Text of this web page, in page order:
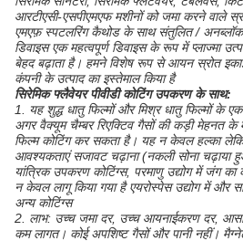
आरटीएसी-एसपीएमएफ मशीनों को जमा करने वाले
एमएफ़ स्पटलरिंग कैथोड के साथ संतुलित /
डिवाइस एक महत्वपूर्ण डिवाइस के रूप में प्लाज्मा
बेहद बढ़ाता है। हमने विशेष रूप से आयन स्रोत
कंपनी के उत्पाद का इस्तेमाल किया है
सिरेमिक फ्लैवेयर पीवीडी कोटिंग उपकरण के साथ:
1. यह शुद्ध धातु फिल्मों और मिश्र धातु फिल्मों के
अगर वैक्यूम चैम्बर रिएक्टिव गैसों की कड़ी मेहनत के
फिल्म कोटिंग कर सकता है। यह न केवल हल्का
आवश्यकताएं सजावट चढ़ाना (नकली सोना चढ़ाया
यांत्रिक उपकरण कोटिंग्स, परमाणु उद्योग में जंग का
न केवल लागू किया गया है एयरोस्पेस उद्योग में और
अन्य कोटिंग्स
2. लाभ: उच्च जमा दर, उच्च आयनाईकरण दर,
कम लागत। कोई अपशिष्ट गैसों और पानी नहीं।